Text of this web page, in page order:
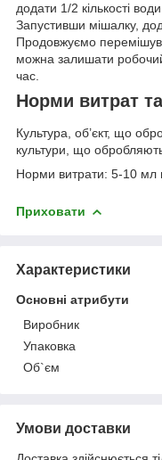
додати 1/2 кількості
Запустивши мішалку,
Продовжуємо
можна залишати
час.
Норми витрат
Культура, об’єкт, що
культури, що
Норми витрати: 5-10 мл
Приховати
Характеристики
Основні атрибути
Виробник
Упаковка
Об`єм
Умови доставки